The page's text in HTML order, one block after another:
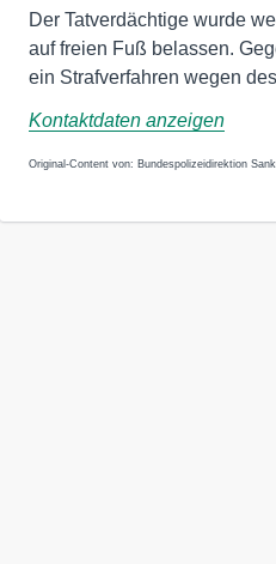
Der Tatverdächtige wurde
auf freien Fuß belassen.
ein Strafverfahren wegen
Kontaktdaten anzeigen
Original-Content von: Bundespolizeidirektion